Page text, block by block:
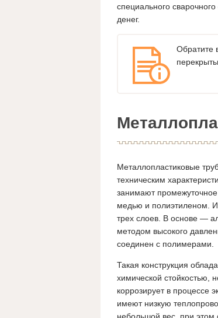
специального
денег.
Обратите
Металлопластиковые
техническим
занимают
медью и полиэтиленом.
трех слоев. В основе —
методом высокого
соединен с полимерами.
Такая конструкция
химической стойкостью,
коррозирует в процессе
имеют низкую